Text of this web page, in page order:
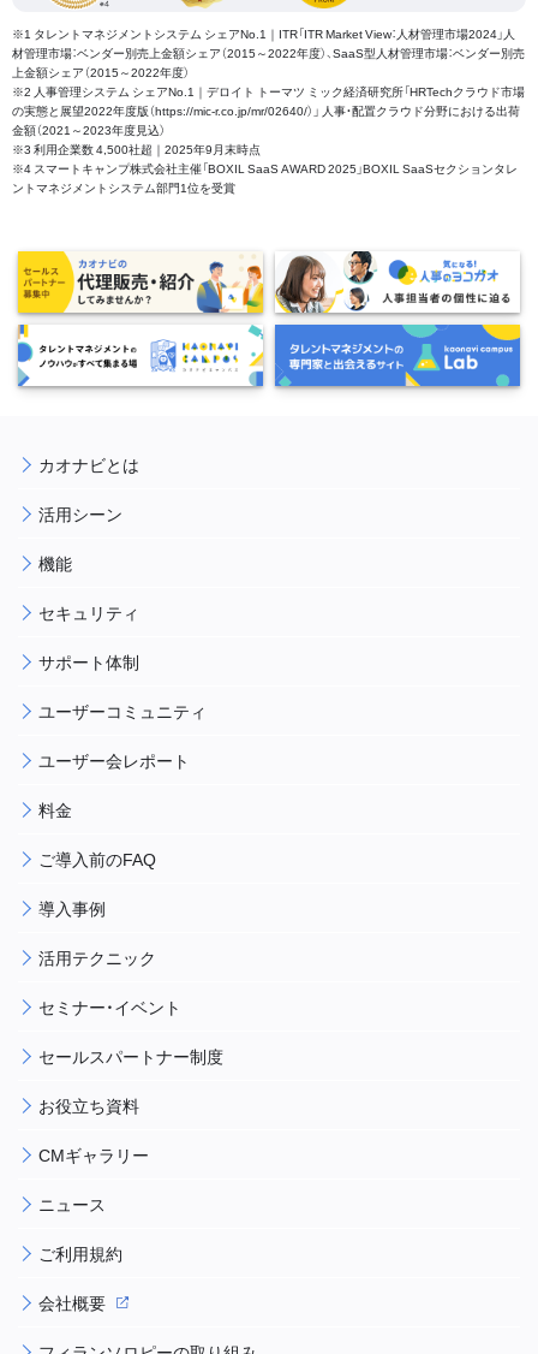
※1 タレントマネジメントシステム シェアNo.1｜ITR「ITR Market View：人材管理市場2024」人
材管理市場：ベンダー別売上金額シェア（2015～2022年度）、SaaS型人材管理市場：ベンダー別売
上金額シェア（2015～2022年度）
※2 人事管理システム シェアNo.1｜デロイト トーマツ ミック経済研究所「HRTechクラウド市場
の実態と展望2022年度版（https://mic-r.co.jp/mr/02640/）」 人事・配置クラウド分野における出荷
金額（2021～2023年度見込）
※3 利用企業数 4,500社超｜2025年9月末時点
※4 スマートキャンプ株式会社主催「BOXIL SaaS AWARD 2025」BOXIL SaaSセクションタレ
ントマネジメントシステム部門1位を受賞
カオナビとは
活用シーン
機能
セキュリティ
サポート体制
ユーザーコミュニティ
ユーザー会レポート
料金
ご導入前のFAQ
導入事例
活用テクニック
セミナー・イベント
セールスパートナー制度
お役立ち資料
CMギャラリー
ニュース
ご利用規約
会社概要